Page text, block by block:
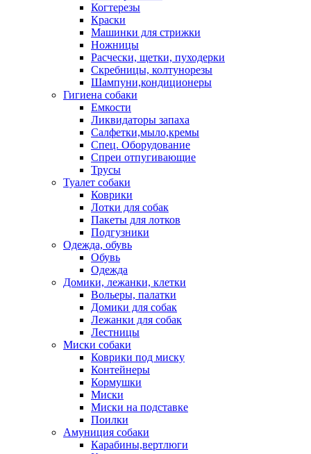
Когтерезы
Краски
Машинки для стрижки
Ножницы
Расчески, щетки, пуходерки
Скребницы, колтунорезы
Шампуни,кондиционеры
Гигиена собаки
Емкости
Ликвидаторы запаха
Салфетки,мыло,кремы
Спец. Оборудование
Спреи отпугивающие
Трусы
Туалет собаки
Коврики
Лотки для собак
Пакеты для лотков
Подгузники
Одежда, обувь
Обувь
Одежда
Домики, лежанки, клетки
Вольеры, палатки
Домики для собак
Лежанки для собак
Лестницы
Миски собаки
Коврики под миску
Контейнеры
Кормушки
Миски
Миски на подставке
Поилки
Амуниция собаки
Карабины,вертлюги